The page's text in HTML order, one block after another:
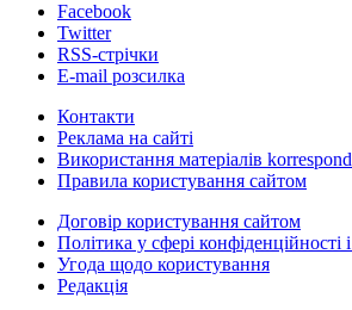
Facebook
Twitter
RSS-стрічки
E-mail розсилка
Контакти
Реклама на сайті
Використання матеріалів
Правила користування сайтом
Договір користування сайтом
Політика у сфері
Угода щодо користування
Редакція